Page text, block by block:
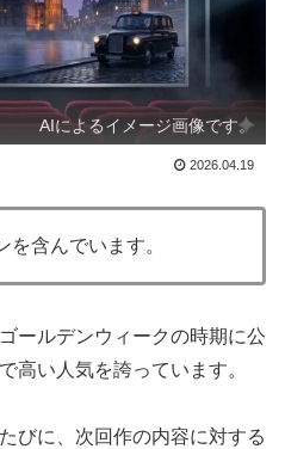
AIによるイメージ画像です。
2026.04.19
含んでいます。
ールデンウィークの時期に公
高い人気を誇っています。
びに、次回作の内容に対する